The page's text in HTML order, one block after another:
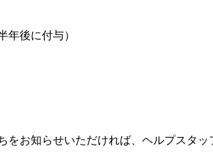
年後に付与）
をお知らせいただければ、ヘルプスタ